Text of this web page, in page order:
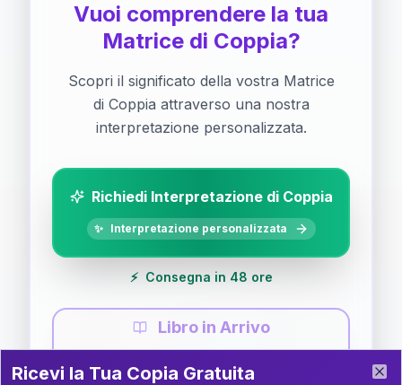
Vuoi comprendere la tua
Matrice di Coppia?
Scopri il significato della vostra Matrice
di Coppia attraverso una nostra
interpretazione personalizzata.
Richiedi Interpretazione di Coppia
✨ Interpretazione personalizzata
⚡ Consegna in 48 ore
Libro in Arrivo
Guida completa di Coppia
Ricevi la Tua Copia Gratuita del Libro
Ricevi la Tua Copia Gratuita